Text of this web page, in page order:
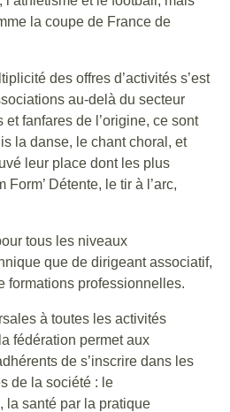
la coupe de France de
des offres d’activités s’est
au-delà du secteur
fanfares de l’origine, ce sont
la danse, le chant choral, et
leur place dont les plus
Détente, le tir à l’arc,
tous les niveaux
que de dirigeant associatif,
formations professionnelles.
à toutes les activités
fédération permet aux
de s’inscrire dans les
de la société : le
la santé par la pratique